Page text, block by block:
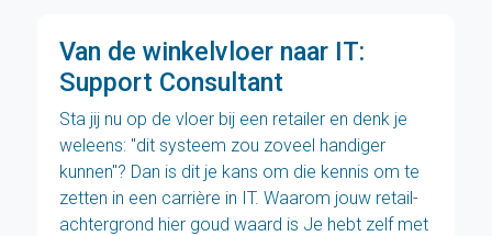
Van de winkelvloer naar IT:
Support Consultant
Sta jij nu op de vloer bij een retailer en denk je
weleens: "dit systeem zou zoveel handiger
kunnen"? Dan is dit je kans om die kennis om te
zetten in een carrière in IT. Waarom jouw retail-
achtergrond hier goud waard is Je hebt zelf met